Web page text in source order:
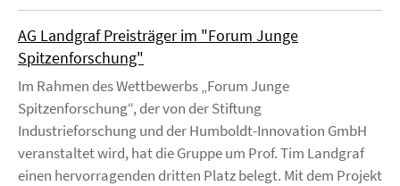
AG Landgraf Preisträger im "Forum Junge
Spitzenforschung"
Im Rahmen des Wettbewerbs „Forum Junge
Spitzenforschung“, der von der Stiftung
Industrieforschung und der Humboldt-Innovation GmbH
veranstaltet wird, hat die Gruppe um Prof. Tim Landgraf
einen hervorragenden dritten Platz belegt. Mit dem Projekt